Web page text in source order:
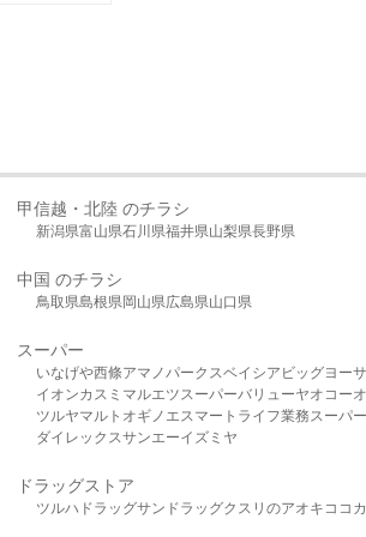
甲信越・北陸 のチラシ
新潟県富山県石川県福井県山梨県長野県
中国 のチラシ
鳥取県島根県岡山県広島県山口県
スーパー
いなげや西條アマノパークスベイシア ビッグヨー
イオンカスミ マルエツスーパーバリューヤオコー
ツルヤマルト オギノ エスマート ライフ業務スーパー
ダイレックスサンエーイズミヤ
ドラッグストア
ツルハドラッグサンドラッグクスリのアオキ ココ